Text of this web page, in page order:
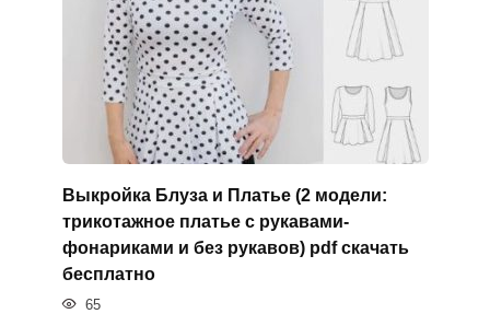
Выкройка Блуза и Платье (2 модели:
трикотажное платье с рукавами-
фонариками и без рукавов) pdf скачать
бесплатно
65